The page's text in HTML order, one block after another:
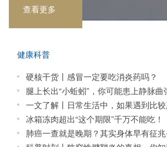
主治医师
王玉德
贺大林
主任医师/教授
赵学刚
副主任医师
查看更多
健康科普
硬核干货丨感冒一定要吃消炎药吗？
腿上长出“小蚯蚓”，你可能患上静脉曲张
一文了解丨日常生活中，如果遇到比较严
冰箱冻肉超出“这个期限”千万不能吃！
肺癌一查就是晚期？其实身体早有征